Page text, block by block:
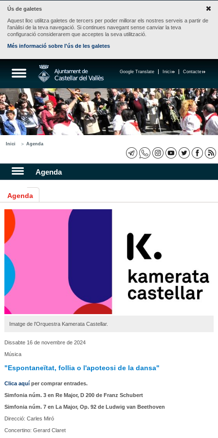
Ús de galetes
Aquest lloc utilitza galetes de tercers per poder millorar els nostres serveis a partir de
l'anàlisi de la teva navegació. Si continues navegant sense canviar la teva
configuració considerarem que acceptes la seva utilització.
Més informació sobre l'ús de les galetes
Contacte
Inici
Google Translate
Inici Agenda
Agenda
Agenda
Imatge de l'Orquestra Kamerata Castellar.
Dissabte 16 de novembre de 2024
Música
"Espontaneïtat, follia o l'apoteosi de la dansa"
Clica aquíper comprar entrades.
Simfonia núm. 3en Re Major, D 200 de Franz Schubert
Simfonia núm. 7 en La Major, Op. 92 de Ludwig van Beethoven
Direcció: Carles Miró
Concertino: Gerard Claret